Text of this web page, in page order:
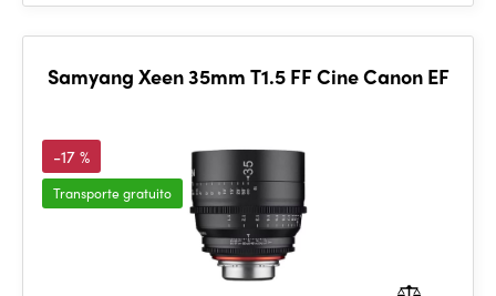
Samyang Xeen 35mm T1.5 FF Cine Canon EF
-17 %
Transporte gratuito